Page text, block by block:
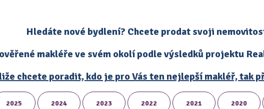
Hledáte nové bydlení? Chcete prodat svoji
makléře ve svém okolí podle výsledků projektu
chcete poradit, kdo je pro Vás ten nejlepší makléř, tak
2025 2024 2023 2022 2021 2020